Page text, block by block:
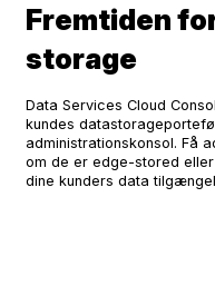
Fremtiden
storage
Data Services Cloud
kundes
administrationskonsol. Få
om de er edge-stored
dine kunders data